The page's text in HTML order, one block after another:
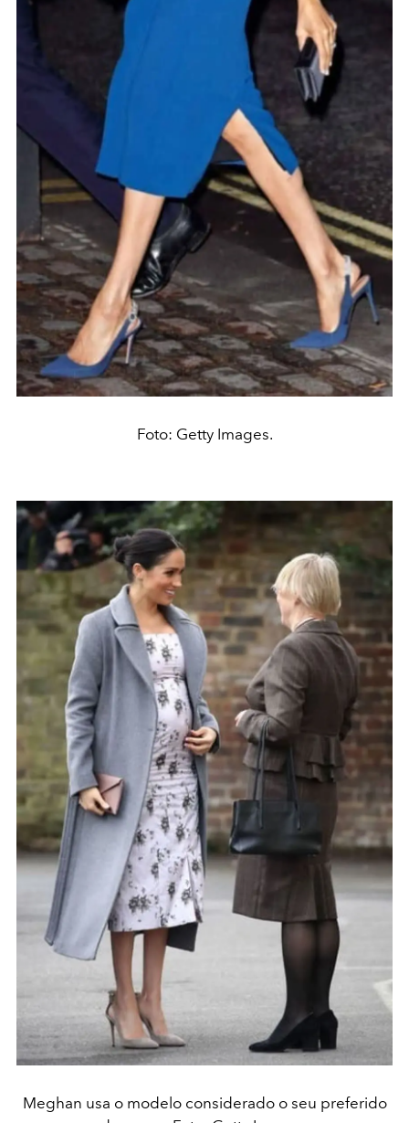
Foto: Getty Images.
Meghan usa o modelo considerado o seu preferido